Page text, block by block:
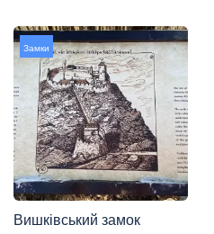
Замки
Вишківський замок